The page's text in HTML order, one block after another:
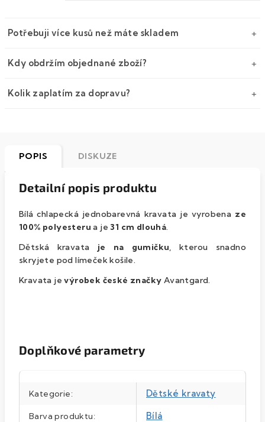
Potřebuji více kusů než máte skladem
Kdy obdržím objednané zboží?
Kolik zaplatím za dopravu?
POPIS DISKUZE
Detailní popis produktu
Bílá chlapecká jednobarevná kravata je vyrobena ze
100% polyesterua je31 cm dlouhá.
Dětská kravata
je na gumičku, kterou snadno
skryjete pod límeček košile.
Kravata je výrobek české značky Avantgard.
Doplňkové parametry
Kategorie: Dětské kravaty
Barva produktu: Bílá